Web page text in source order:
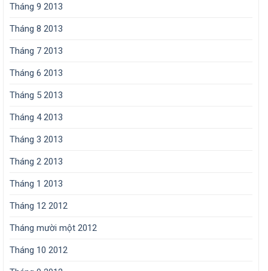
Tháng 9 2013
Tháng 8 2013
Tháng 7 2013
Tháng 6 2013
Tháng 5 2013
Tháng 4 2013
Tháng 3 2013
Tháng 2 2013
Tháng 1 2013
Tháng 12 2012
Tháng mười một 2012
Tháng 10 2012